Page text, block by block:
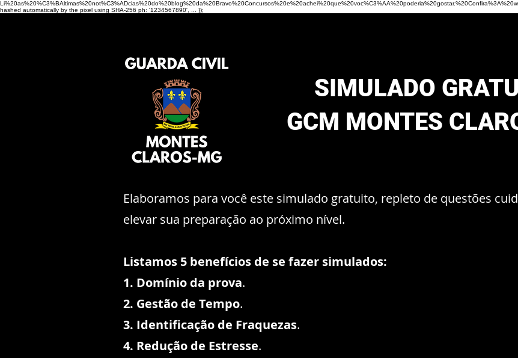
hashed automatically by the pixel using SHA-256 ph: '1234567890', ... });
SIMULADO
GCM MONTES
Elaboramos para você este simulado gratuito, repleto de questões
elevar sua preparação ao próximo nível.
Listamos 5 benefícios de se fazer simulados:
1. Domínio da prova.
2. Gestão de Tempo.
3. Identificação de Fraquezas.
4. Redução de Estresse.